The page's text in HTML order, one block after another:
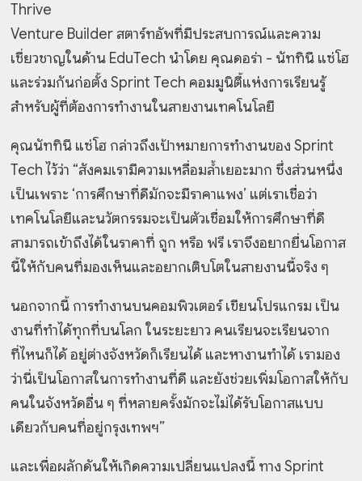
Thrive
Venture Builder สตาร์ทอัพที่มีประสบการณ์และความ
เชี่ยวชาญในด้าน EduTech นำโดย คุณดอร่า - นัททินี แซ่โฮ
และร่วมกันก่อตั้ง Sprint Tech คอมมูนิตี้แห่งการเรียนรู้
สำหรับผู้ที่ต้องการทำงานในสายงานเทคโนโลยี
คุณนัททินี แซ่โฮ กล่าวถึงเป้าหมายการทำงานของ Sprint
Tech ไว้ว่า “สังคมเรามีความเหลื่อมล้ำเยอะมาก ซึ่งส่วนหนึ่ง
เป็นเพราะ ‘การศึกษาที่ดีมักจะมีราคาแพง’ แต่เราเชื่อว่า
เทคโนโลยีและนวัตกรรมจะเป็นตัวเชื่อมให้การศึกษาที่ดี
สามารถเข้าถึงได้ในราคาที่ ถูก หรือ ฟรี เราจึงอยากยื่นโอกาส
นี้ให้กับคนที่มองเห็นและอยากเติบโตในสายงานนี้จริง ๆ
นอกจากนี้ การทำงานบนคอมพิวเตอร์ เขียนโปรแกรม เป็น
งานที่ทำได้ทุกที่บนโลก ในระยะยาว คนเรียนจะเรียนจาก
ที่ไหนก็ได้ อยู่ต่างจังหวัดก็เรียนได้ และหางานทำได้ เรามอง
ว่านี่เป็นโอกาสในการทำงานที่ดี และยังช่วยเพิ่มโอกาสให้กับ
คนในจังหวัดอื่น ๆ ที่หลายครั้งมักจะไม่ได้รับโอกาสแบบ
เดียวกับคนที่อยู่กรุงเทพฯ”
และเพื่อผลักดันให้เกิดความเปลี่ยนแปลงนี้ ทาง Sprint